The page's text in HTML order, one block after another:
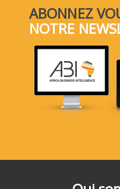
ABONNEZ
NOTRE